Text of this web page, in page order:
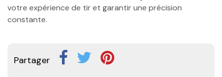
votre expérience de tir et garantir une précision
constante.
Partager